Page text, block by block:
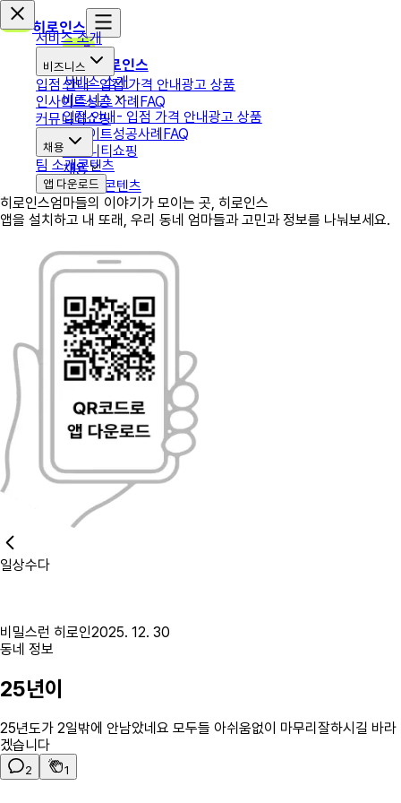
히로인스
히로인스
서비스 소개
비즈니스
입점 안내- 입점 가격 안내광고 상품
인사이트성공사례FAQ
커뮤니티쇼핑
채용
팀 소개 콘텐츠
서비스 소개
비즈니스
입점 안내- 입점 가격 안내광고 상품
인사이트성공 사례FAQ
커뮤니티쇼핑
채용
팀 소개콘텐츠
앱 다운로드
히로인스엄마들의 이야기가 모이는 곳, 히로인스
앱을 설치하고 내 또래, 우리 동네 엄마들과 고민과 정보를 나눠보세요.
일상수다
비밀스런 히로인2025. 12. 30
동네 정보
25년이
25년도가 2일밖에 안남았네요 모두들 아쉬움없이 마무리잘하시길 바라
겠습니다
2 1